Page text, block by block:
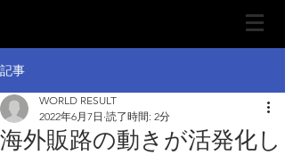
記事
海外販路の動きが活発化し
WORLD RESULT
2022年6月7日 読了時間: 2分